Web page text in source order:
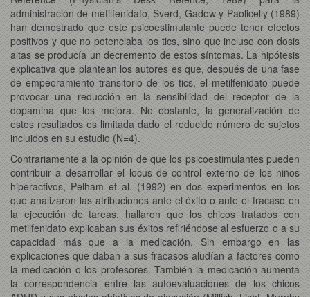
administración de metilfenidato, Sverd, Gadow y Paolicelly (1989)
han demostrado que este psicoestimulante puede tener efectos
positivos y que no potenciaba los tics, sino que incluso con dosis
altas se producía un decremento de estos síntomas. La hipótesis
explicativa que plantean los autores es que, después de una fase
de empeoramiento transitorio de los tics, el metilfenidato puede
provocar una reducción en la sensibilidad del receptor de la
dopamina que los mejora. No obstante, la generalización de
estos resultados es limitada dado el reducido número de sujetos
incluidos en su estudio (N=4).
Contrariamente a la opinión de que los psicoestimulantes pueden
contribuir a desarrollar el locus de control externo de los niños
hiperactivos, Pelham et al. (1992) en dos experimentos en los
que analizaron las atribuciones ante el éxito o ante el fracaso en
la ejecución de tareas, hallaron que los chicos tratados con
metilfenidato explicaban sus éxitos refiriéndose al esfuerzo o a su
capacidad más que a la medicación. Sin embargo en las
explicaciones que daban a sus fracasos aludían a factores como
la medicación o los profesores. También la medicación aumenta
la correspondencia entre las autoevaluaciones de los chicos